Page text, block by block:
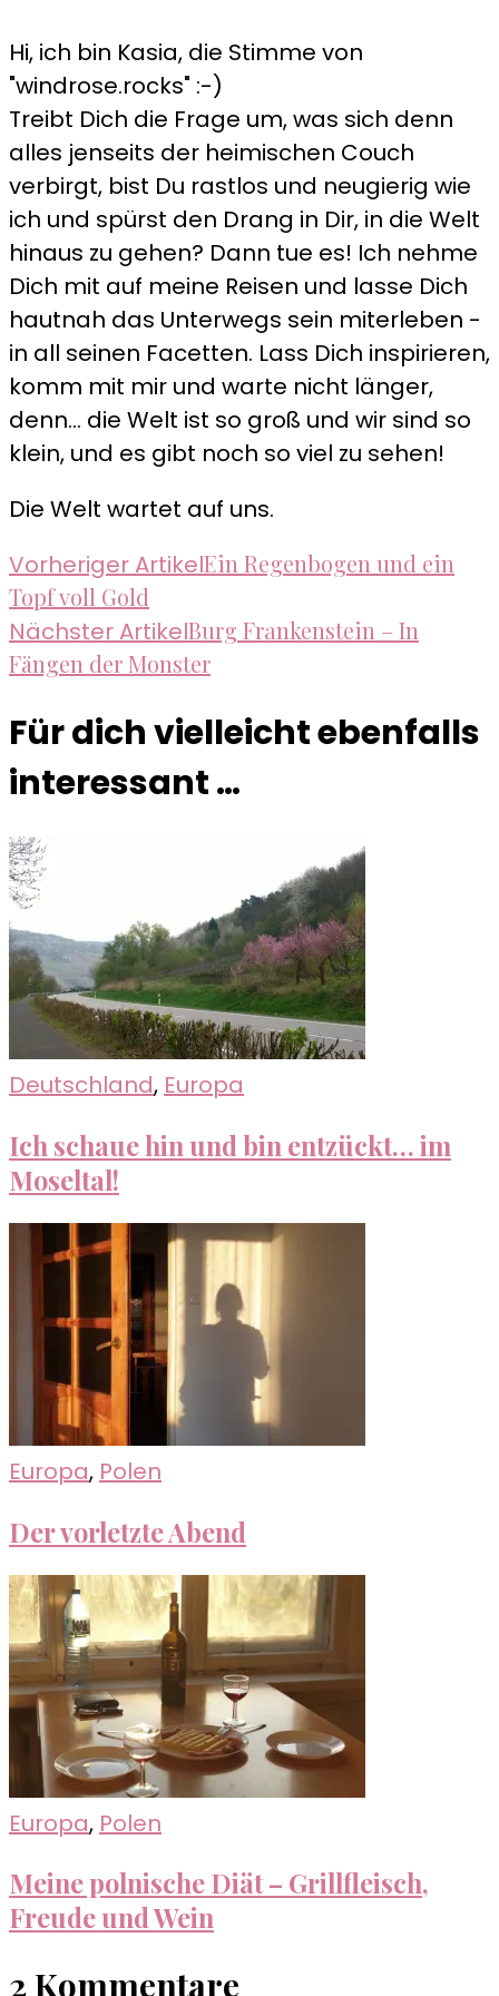
Hi, ich bin Kasia, die Stimme von
"windrose.rocks" :-)
Treibt Dich die Frage um, was sich denn
alles jenseits der heimischen Couch
verbirgt, bist Du rastlos und neugierig wie
ich und spürst den Drang in Dir, in die Welt
hinaus zu gehen? Dann tue es! Ich nehme
Dich mit auf meine Reisen und lasse Dich
hautnah das Unterwegs sein miterleben -
in all seinen Facetten. Lass Dich inspirieren,
komm mit mir und warte nicht länger,
denn... die Welt ist so groß und wir sind so
klein, und es gibt noch so viel zu sehen!
Die Welt wartet auf uns.
Beitragsnavigation
Vorheriger ArtikelEin Regenbogen und ein
Topf voll Gold
Nächster ArtikelBurg Frankenstein – In
Fängen der Monster
Für dich vielleicht ebenfalls
interessant …
Deutschland, Europa
Ich schaue hin und bin entzückt… im
Moseltal!
Europa, Polen
Der vorletzte Abend
Europa, Polen
Meine polnische Diät – Grillfleisch,
Freude und Wein
2 Kommentare